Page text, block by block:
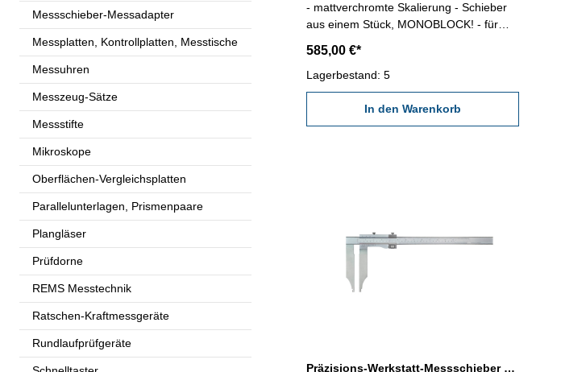
Messschieber-Messadapter
Messplatten, Kontrollplatten, Messtische
Messuhren
Messzeug-Sätze
Messstifte
Mikroskope
Oberflächen-Vergleichsplatten
Parallelunterlagen, Prismenpaare
Plangläser
Prüfdorne
REMS Messtechnik
Ratschen-Kraftmessgeräte
Rundlaufprüfgeräte
- mattverchromte Skalierung - Schieber
aus einem Stück, MONOBLOCK! - für
Feineinstellung - Genauigkeit nach
Werksnorm - Ablesung 0,05 mm / 1/128"
- Lieferung im Behältnis/Kasten (dient nur
zum Transport!) Schnabellänge 200 mm
Messbereich 1250 mm / 42"
585,00 €*
Lagerbestand: 5
In den Warenkorb
Präzisions-Werkstatt-Messschieber 0 - 500 mm ohne Spitzen DIN 862